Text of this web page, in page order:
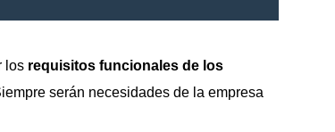
los requisitos funcionales de los
serán necesidades de la empresa